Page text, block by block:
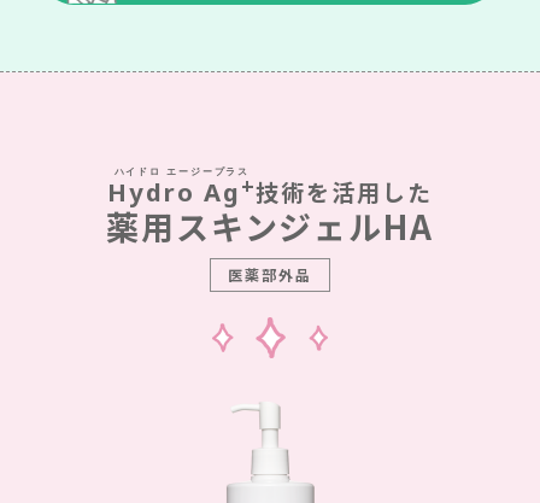
Hydro Ag+技術を活用した
薬用スキンジェルHA
医薬部外品